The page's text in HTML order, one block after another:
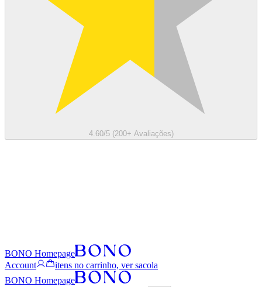
4.60/5 (200+ Avaliações)
BONO Homepage
Account
itens no carrinho, ver sacola
BONO Homepage